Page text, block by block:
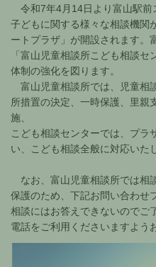
令和7年4月14日より富山駅前
子どもに関する様々な相談機関
ートプラザ」が開設されます。
「富山児童相談所こども相談
体制の強化を図ります。
富山児童相談所では、児童相
所措置の決定、一時保護、里親
施、
こども相談センターでは、プラ
い、こども相談全般に対応いた
なお、富山児童相談所では相
保護のため、下記お問い合わせ
相談にはお答えできないのでご
電話をご利用くださいますよう